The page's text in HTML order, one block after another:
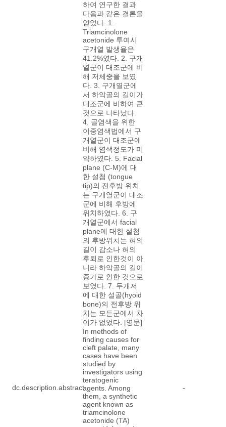
dc.description.abstract
하여 연구한 결과
다음과 같은 결론을
얻었다. 1.
Triamcinolone
acetonide 투여시
구개열 발생율은
41.2%였다. 2. 구개
열군이 대조군에 비
해 저체중을 보였
다. 3. 구개열군에
서 하악골의 길이가
대조군에 비하여 큰
것으로 나타났다.
4. 골염색을 위한
이중염색법에서 구
개열군이 대조군에
비해 염색정도가 미
약하였다. 5. Facial
plane (C-M)에 대
한 설첨 (tongue
tip)의 전후방 위치
는 구개열군이 대조
군에 비해 후방에
위치하였다. 6. 구
개열군에서 facial
plane에 대한 설첨
의 후방위치는 혀의
길이 감소나 혀의
후퇴로 인한것이 아
니라 하악골의 길이
증가로 인한 것으로
보였다. 7. 두개저
에 대한 설골(hyoid
bone)의 전후방 위
치는 모든군에서 차
이가 없었다. [영문]
In methods of
finding causes for
cleft palate, many
cases have been
studied by
investigators using
teratogenic
agents. Among
them, a synthetic
agent known as
triamcinolone
acetonide (TA)
-